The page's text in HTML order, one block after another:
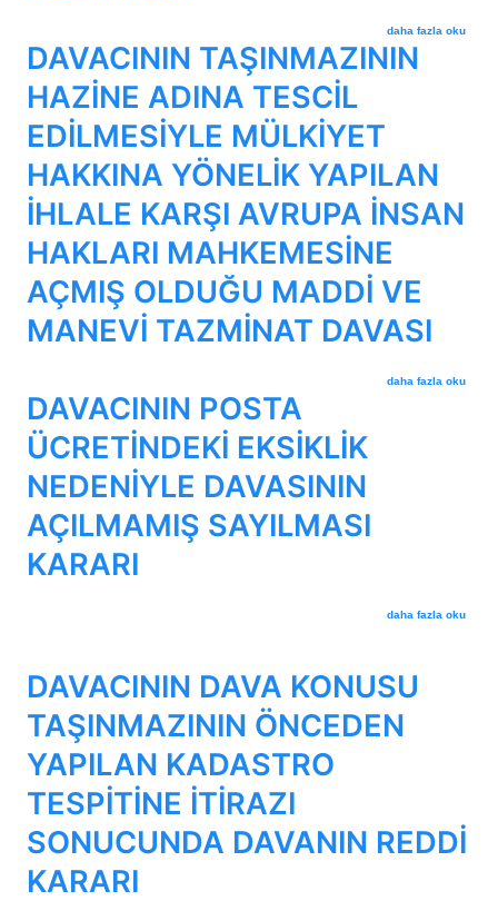
DAVACILARIN
daha fazla oku
DAVACININ TAŞINMAZININ
HAZİNE ADINA TESCİL
EDİLMESİYLE MÜLKİYET
HAKKINA YÖNELİK YAPILAN
İHLALE KARŞI AVRUPA İNSAN
HAKLARI MAHKEMESİNE
AÇMIŞ OLDUĞU MADDİ VE
MANEVİ TAZMİNAT DAVASI
DAVACININ
daha fazla oku
DAVACININ POSTA
ÜCRETİNDEKİ EKSİKLİK
NEDENİYLE DAVASININ
AÇILMAMIŞ SAYILMASI
KARARI
DAVACININ POSTA
daha fazla oku
DAVACININ DAVA KONUSU
TAŞINMAZININ ÖNCEDEN
YAPILAN KADASTRO
TESPİTİNE İTİRAZI
SONUCUNDA DAVANIN REDDİ
KARARI